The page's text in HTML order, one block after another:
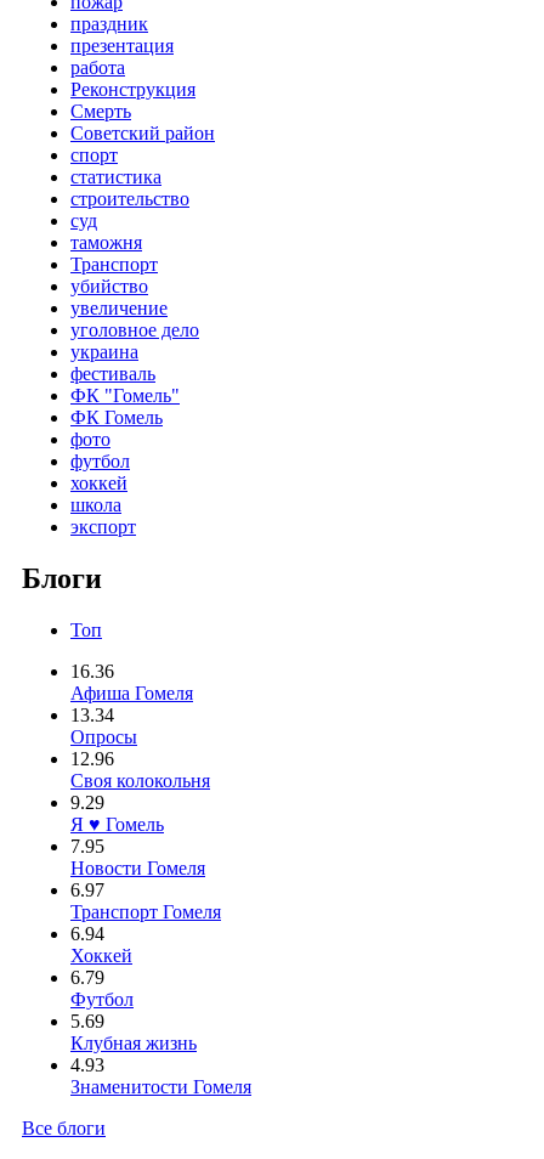
праздник
презентация
работа
Реконструкция
Смерть
Советский район
спорт
статистика
строительство
суд
таможня
Транспорт
убийство
увеличение
уголовное дело
украина
фестиваль
ФК "Гомель"
ФК Гомель
фото
футбол
хоккей
школа
экспорт
Блоги
Топ
16.36
Афиша Гомеля
13.34
Опросы
12.96
Своя колокольня
9.29
Я ♥ Гомель
7.95
Новости Гомеля
6.97
Транспорт Гомеля
6.94
Хоккей
6.79
Футбол
5.69
Клубная жизнь
4.93
Знаменитости Гомеля
Все блоги